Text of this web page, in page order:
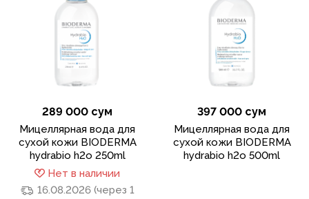
289 000 сум
Мицеллярная вода для
сухой кожи BIODERMA
hydrabio h2o 250ml
Нет в наличии
16.08.2026 (через 1
397 000 сум
Мицеллярная вода для
сухой кожи BIODERMA
hydrabio h2o 500ml